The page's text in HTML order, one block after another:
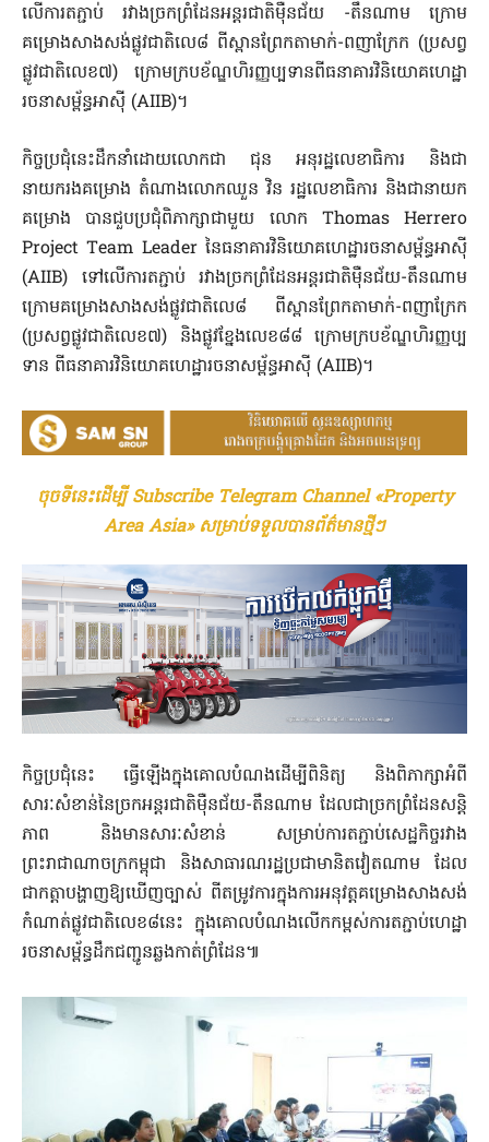
លើការតភ្ជាប់ រវាងច្រកព្រំដែនអន្ដរជាតិម៉ឺនជ័យ -តឹនណាម ក្រោម
គម្រោងសាងសង់ផ្លូវជាតិលេ៨ ពីស្ពានព្រែកតាមាក់-ពញាក្រែក (ប្រសព្វ
ផ្លូវជាតិលេខ៧) ក្រោមក្របខ័ណ្ឌហិរញ្ញប្បទានពីធនាគារវិនិយោគហេដ្ឋា
រចនាសម្ព័ន្ធអាស៊ី (AIIB)។
កិច្ចប្រជុំនេះដឹកនាំដោយលោកជា ជុន អនុរដ្ឋលេខាធិការ និងជា
នាយករងគម្រោង តំណាងលោកឈួន វិន រដ្ឋលេខាធិការ និងជានាយក
គម្រោង បានជួបប្រជុំពិភាក្សាជាមួយ លោក Thomas Herrero
Project Team Leader នៃធនាគារវិនិយោគហេដ្ឋារចនាសម្ព័ន្ធអាស៊ី
(AIIB) ទៅលើការតភ្ជាប់ រវាងច្រកព្រំដែនអន្ដរជាតិម៉ឺនជ័យ-តឹនណាម
ក្រោមគម្រោងសាងសង់ផ្លូវជាតិលេ៨ ពីស្ពានព្រែកតាមាក់-ពញាក្រែក
(ប្រសព្វផ្លូវជាតិលេខ៧) និងផ្លូវខ្នែងលេខ៨៨ ក្រោមក្របខ័ណ្ឌហិរញ្ញប្ប
ទាន ពីធនាគារវិនិយោគហេដ្ឋារចនាសម្ព័ន្ធអាស៊ី (AIIB)។
ចុចទីនេះដើម្បី Subscribe Telegram Channel «Property
Area Asia» សម្រាប់ទទួលបានព័ត៌មានថ្មីៗ
កិច្ចប្រជុំនេះ ធ្វើឡើងក្នុងគោលបំណងដើម្បីពិនិត្យ និងពិភាក្សាអំពី
សារៈសំខាន់នៃច្រកអន្ដរជាតិម៉ឺនជ័យ-តឹនណាម ដែលជាច្រកព្រំដែនសន្ដិ
ភាព និងមានសារៈសំខាន់ សម្រាប់ការតភ្ជាប់សេដ្ឋកិច្ចរវាង
ព្រះរាជាណាចក្រកម្ពុជា និងសាធារណរដ្ឋប្រជាមានិតវៀតណាម ដែល
ជាកត្ដាបង្ហាញឱ្យឃើញច្បាស់ ពីតម្រូវការក្នុងការអនុវត្តគម្រោងសាងសង់
កំណាត់ផ្លូវជាតិលេខ៨នេះ ក្នុងគោលបំណងលើកកម្ពស់ការតភ្ជាប់ហេដ្ឋា
រចនាសម្ព័ន្ធដឹកជញ្ជូនឆ្លងកាត់ព្រំដែន៕